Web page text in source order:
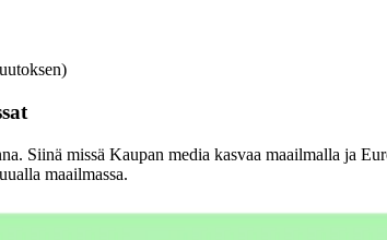
Siinä missä Kaupan media kasvaa maailmalla ja
maailmassa.